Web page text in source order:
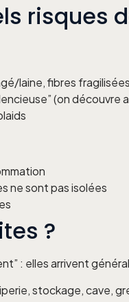
risques
laine, fibres fragilisées
(on découvre
ne sont pas isolées
?
: elles arrivent
stockage, cave,